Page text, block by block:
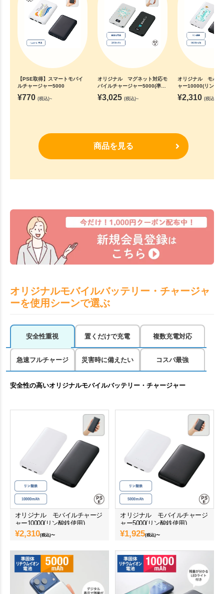
【PSE取得】スマートモバイ
ルチャージャー5000
¥770 (税込)~
オリジナル マグネット対応モ
バイルチャージャー5000(凖固
¥3,025 (税込)~
オリジナル モバイ
ャー10000(リン酸
¥2,310 (税込)~
商品を見る
オリジナルモバイルバッテリー・チャージャ
ーを使用シーンで選ぶ
安全性重視 置くだけで充電 複数充電対応
急速フルチャージ 災害時に備えたい コスパ最強
安全性の高いオリジナルモバイルバッテリー・チャージャー
オリジナル モバイルチャージ
ャー10000(リン酸鉄使用)
¥2,310(税込)〜
オリジナル モバイルチャージ
ャー5000(リン酸鉄使用)
¥1,925(税込)〜